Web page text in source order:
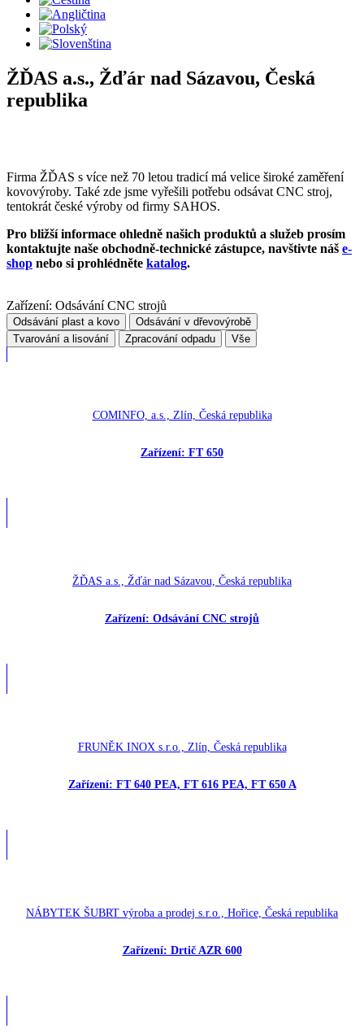
ŽĎAS a.s., Žďár nad Sázavou, Česká
republika
Firma ŽĎAS s více než 70 letou tradicí má velice široké zaměření
kovovýroby. Také zde jsme vyřešili potřebu odsávat CNC stroj,
tentokrát české výroby od firmy SAHOS.
Pro bližší informace ohledně našich produktů a služeb prosím
kontaktujte naše obchodně-technické zástupce, navštivte náš e-
shop nebo si prohlédněte katalog.
Zařízení: Odsávání CNC strojů
Odsávání plast a kovo
Odsávání v dřevovýrobě
Tvarování a lisování
Zpracování odpadu Vše
COMINFO, a.s., Zlín, Česká republika
Zařízení: FT 650
ŽĎAS a.s., Žďár nad Sázavou, Česká republika
Zařízení: Odsávání CNC strojů
FRUNĚK INOX s.r.o., Zlín, Česká republika
Zařízení: FT 640 PEA, FT 616 PEA, FT 650 A
NÁBYTEK ŠUBRT výroba a prodej s.r.o., Hořice, Česká republika
Zařízení: Drtič AZR 600